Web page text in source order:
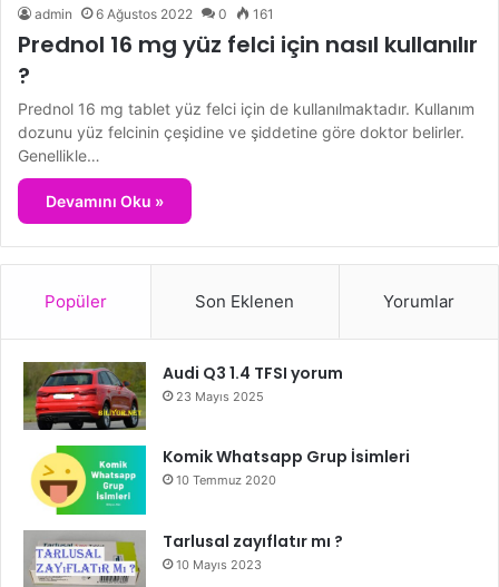
admin 6 Ağustos 2022 0 161
Prednol 16 mg yüz felci için nasıl kullanılır
?
Prednol 16 mg tablet yüz felci için de kullanılmaktadır. Kullanım
dozunu yüz felcinin çeşidine ve şiddetine göre doktor belirler.
Genellikle…
Devamını Oku »
Popüler Son Eklenen Yorumlar
Audi Q3 1.4 TFSI yorum
23 Mayıs 2025
Komik Whatsapp Grup İsimleri
10 Temmuz 2020
Tarlusal zayıflatır mı ?
10 Mayıs 2023